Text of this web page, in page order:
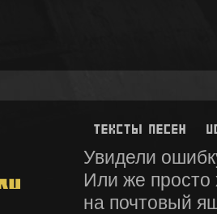
Увидели
Или же просто
на почтовый